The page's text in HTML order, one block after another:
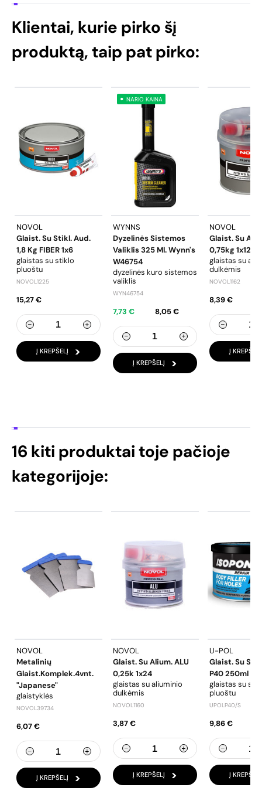
Klientai, kurie pirko šį
produktą, taip pat pirko:
NOVOL
Glaist. Su Stikl. Aud.
1,8 Kg FIBER 1x6
glaistas su stiklo
pluoštu
NOVOL1225
15,27 €
Į KREPŠELĮ
NARIO KAINA
WYNNS
Dyzelinės Sistemos
Valiklis 325 Ml. Wynn's
W46754
dyzelinės kuro sistemos
valiklis
WYN46754
7,73 € 8,05 €
Į KREPŠELĮ
NOVOL
Glaist. Su
0,75kg 1x12
glaistas su
dulkėmis
NOVOL1162
8,39 €
Į KREPŠELĮ
16 kiti produktai toje pačioje
kategorijoje:
NOVOL
Metalinių
Glaist.komplek.4vnt.
"Japanese"
glaistyklės
NOVOL39734
6,07 €
Į KREPŠELĮ
NOVOL
Glaist. Su Alium. ALU
0,25k 1x24
glaistas su aliuminio
dulkėmis
NOVOL1160
3,87 €
Į KREPŠELĮ
U-POL
Glaist. Su
P40 250ml
glaistas su
pluoštu
UPOLP40/S
9,86 €
Į KREPŠELĮ